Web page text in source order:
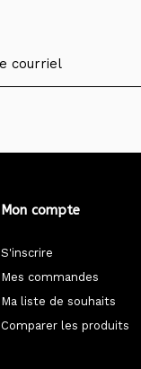
Mon compte
S'inscrire
Mes commandes
Ma liste de souhaits
Comparer les produits